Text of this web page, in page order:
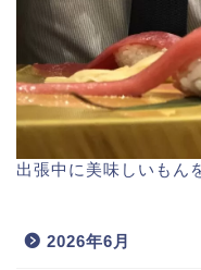
出張中に美味しいもん
2026年6月